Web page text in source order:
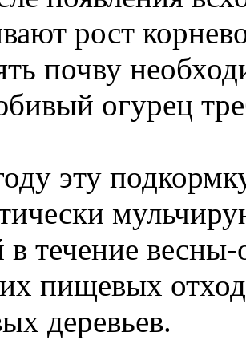
рост
почву
огурец
эту
течение весны-
пищевых
деревьев.